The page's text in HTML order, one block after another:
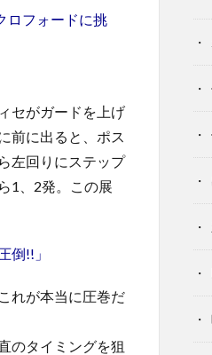
ロフォードに挑
セがガードを上げ
前に出ると、ポス
左回りにステップ
1、2発。この展
倒!!」
れが本当に圧巻だ
のタイミングを狙